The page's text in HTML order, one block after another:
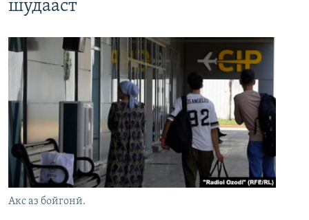
шудааст
Акс аз бойгонӣ.